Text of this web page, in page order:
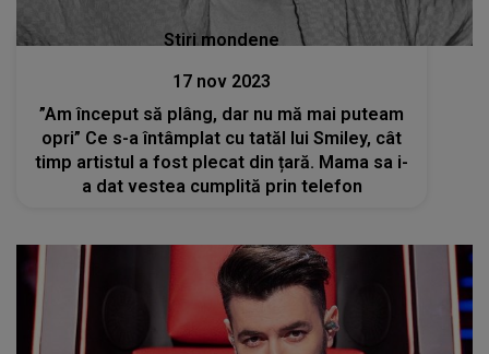
Stiri mondene
17 nov 2023
”Am început să plâng, dar nu mă mai puteam
opri” Ce s-a întâmplat cu tatăl lui Smiley, cât
timp artistul a fost plecat din țară. Mama sa i-
a dat vestea cumplită prin telefon